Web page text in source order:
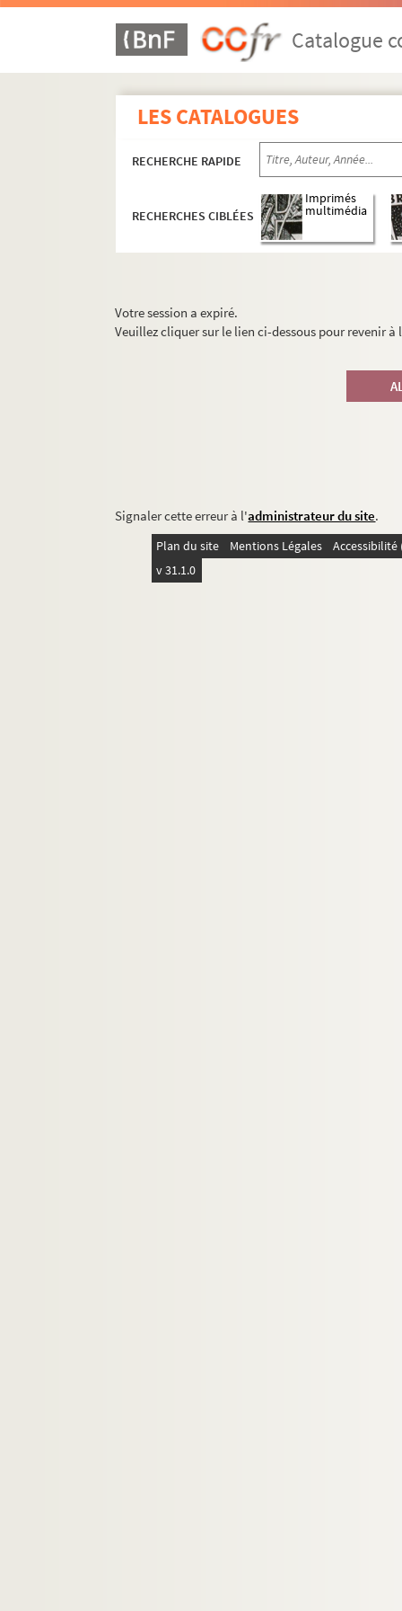
Catalogue
LES CATALOGUES
RECHERCHE RAPIDE
RECHERCHES CIBLÉES
Imprimés
multimédia
Votre session a expiré.
Veuillez cliquer sur le lien ci-dessous pour revenir
Signaler cette erreur à l'administrateur du site.
Plan du site Mentions Légales
v 31.1.0